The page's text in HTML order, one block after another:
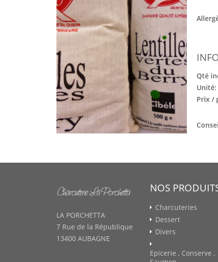
Qté
Unité:
Prix /
LA PORCHETTA
7 Rue de la République
13400 AUBAGNE
NOS
Charcuteries
Dessert
Divers
Epicerie , Conserve ,